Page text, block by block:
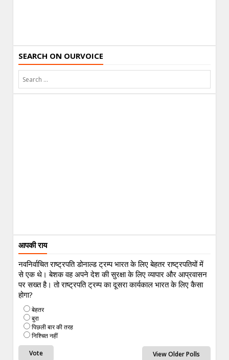
SEARCH ON OURVOICE
आपकी राय
नवनिर्वाचित राष्ट्रपति डोनाल्ड ट्रम्प भारत के लिए बेहतर राष्ट्रपतियों में
से एक थे। बेशक वह अपने देश की सुरक्षा के लिए व्यापार और आप्रवासन
पर सख्त है। तो राष्ट्रपति ट्रम्प का दूसरा कार्यकाल भारत के लिए कैसा
होगा?
बेहतर
बुरा
पिछली बार की तरह
निश्चित नहीं
View Older Polls